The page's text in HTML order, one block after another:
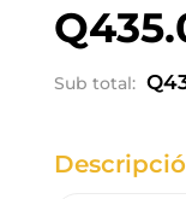
Q
Sub total: Q